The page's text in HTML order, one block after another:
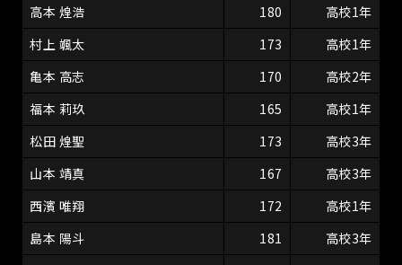
高本 煌浩
180
高校1年
村上 颯太
173
高校1年
亀本 高志
170
高校2年
福本 莉玖
165
高校1年
松田 煌聖
173
高校3年
山本 靖真
167
高校3年
西濱 唯翔
172
高校1年
島本 陽斗
181
高校3年